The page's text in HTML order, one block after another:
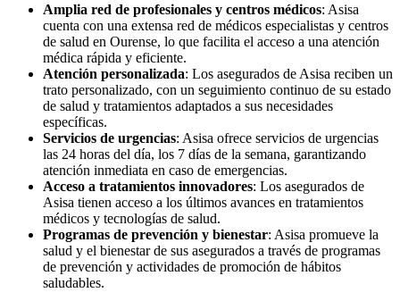
Amplia red de profesionales y centros médicos: Asisa
cuenta con una extensa red de médicos especialistas y centros
de salud en Ourense, lo que facilita el acceso a una atención
médica rápida y eficiente.
Atención personalizada: Los asegurados de Asisa reciben un
trato personalizado, con un seguimiento continuo de su estado
de salud y tratamientos adaptados a sus necesidades
específicas.
Servicios de urgencias: Asisa ofrece servicios de urgencias
las 24 horas del día, los 7 días de la semana, garantizando
atención inmediata en caso de emergencias.
Acceso a tratamientos innovadores: Los asegurados de
Asisa tienen acceso a los últimos avances en tratamientos
médicos y tecnologías de salud.
Programas de prevención y bienestar: Asisa promueve la
salud y el bienestar de sus asegurados a través de programas
de prevención y actividades de promoción de hábitos
saludables.